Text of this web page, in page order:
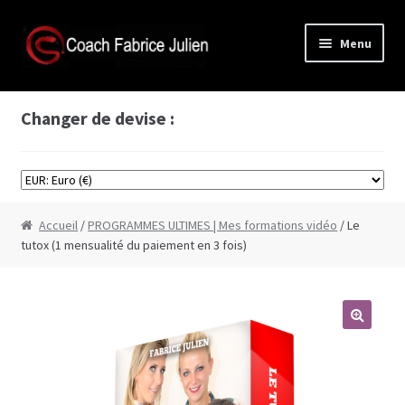
Aller
à
Aller
au
Menu
Accès membre
Formations vidéos
Formation Cyprine
Formation comment bien faire l’amour
Changer de devise :
Accueil /PROGRAMMES ULTIMES | Mes formations vidéo / Le
tutox (1 mensualité du paiement en 3 fois)